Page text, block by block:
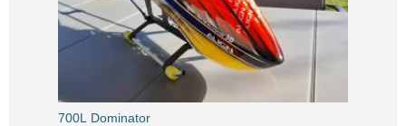
700L Dominator